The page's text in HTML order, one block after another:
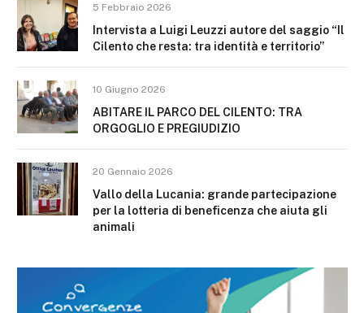
5 Febbraio 2026
Intervista a Luigi Leuzzi autore del saggio “Il
Cilento che resta: tra identità e territorio”
10 Giugno 2026
ABITARE IL PARCO DEL CILENTO: TRA
ORGOGLIO E PREGIUDIZIO
20 Gennaio 2026
Vallo della Lucania: grande partecipazione
per la lotteria di beneficenza che aiuta gli
animali